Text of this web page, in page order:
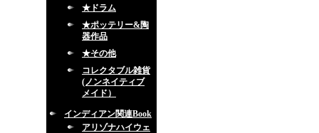
★ドラム
★ポッテリー&陶
器作品
★その他
コレクタブル雑貨
(ノンネイティブ
メイド）
インディアン関連Book
アリゾナハイウェ